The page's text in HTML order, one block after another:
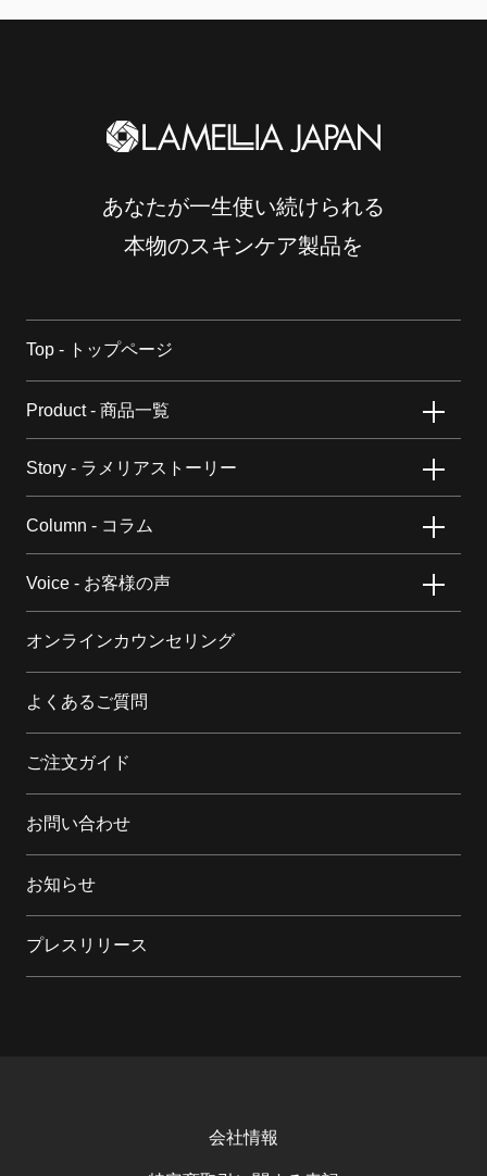
あなたが一生使い続けられる
本物のスキンケア製品を
Top - トップページ
Product - 商品一覧
Story - ラメリアストーリー
Column - コラム
Voice - お客様の声
オンラインカウンセリング
よくあるご質問
ご注文ガイド
お問い合わせ
お知らせ
プレスリリース
会社情報